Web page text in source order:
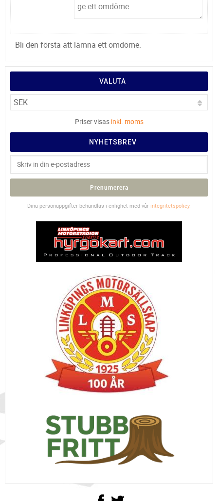
Bli den första att lämna ett omdöme.
VALUTA
Priser visas inkl. moms
NYHETSBREV
Prenumerera
Dina personuppgifter behandlas i enlighet med vår integritetspolicy.